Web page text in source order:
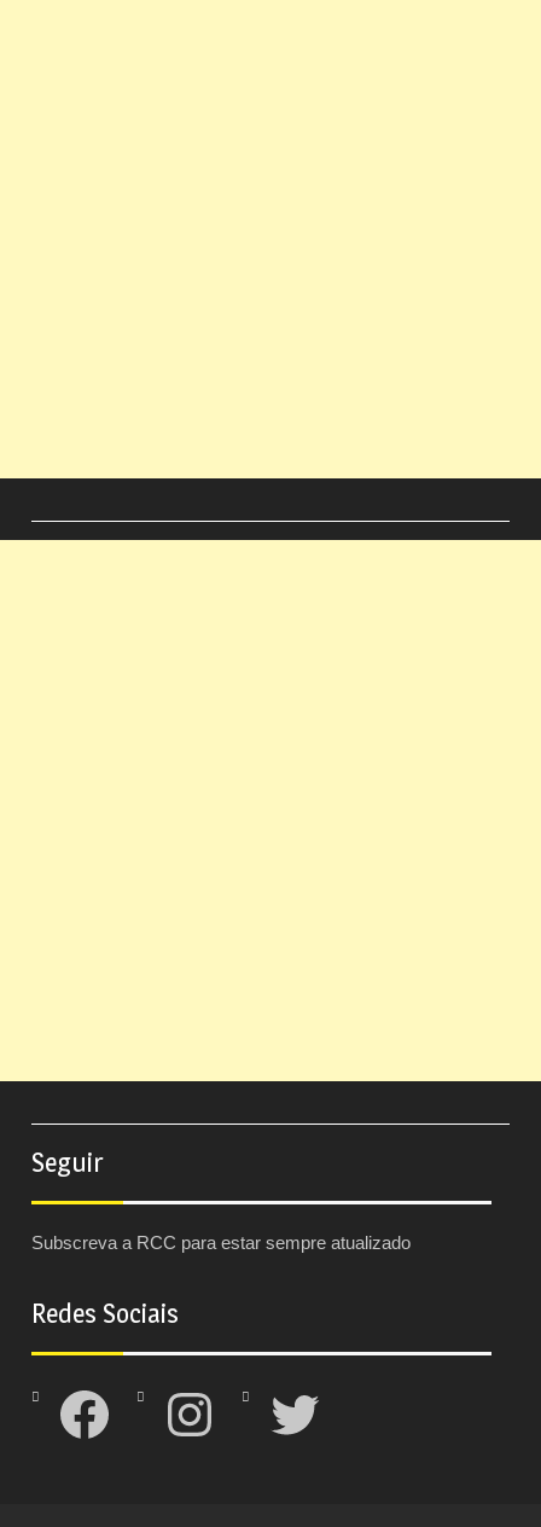
Seguir
Subscreva a RCC para estar sempre atualizado
Redes Sociais
Facebook Instagram Twitter